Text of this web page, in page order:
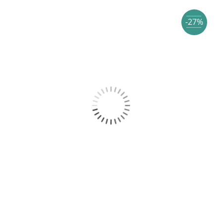
-27%